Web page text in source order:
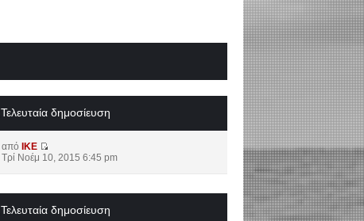
Τελευταία δημοσίευση
από
IKE
Τρί Νοέμ 10, 2015 6:45 pm
Τελευταία δημοσίευση